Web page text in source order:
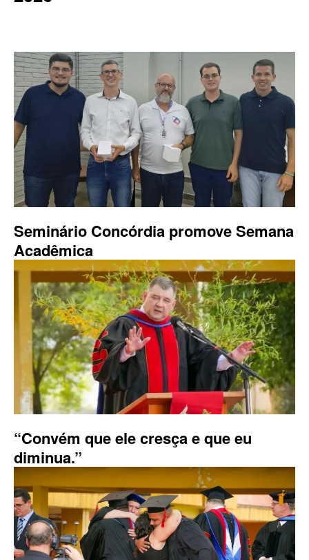
Seminário Concórdia promove Semana
Acadêmica
“Convém que ele cresça e que eu
diminua.”